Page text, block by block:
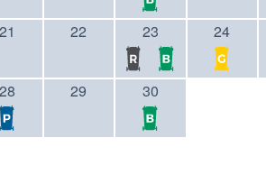
21 22 23 24
28 29 30